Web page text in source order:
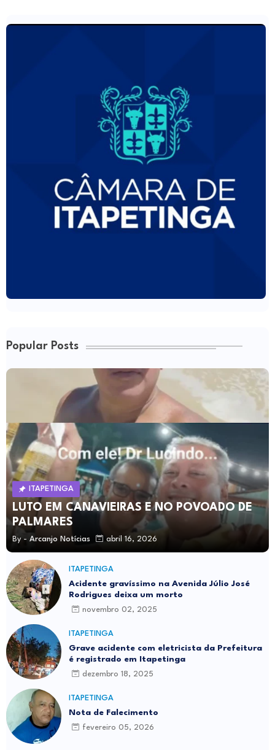
Popular Posts
ITAPETINGA
LUTO EM CANAVIEIRAS E NO POVOADO DE
PALMARES
By - Arcanjo Notícias abril 16, 2026
ITAPETINGA
Acidente gravíssimo na Avenida Júlio José
Rodrigues deixa um morto
novembro 02, 2025
ITAPETINGA
Grave acidente com eletricista da Prefeitura
é registrado em Itapetinga
dezembro 18, 2025
ITAPETINGA
Nota de Falecimento
fevereiro 05, 2026